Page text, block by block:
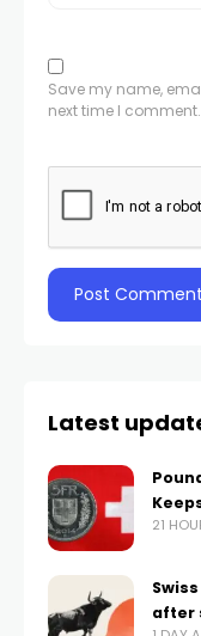
Save my name,
next time I comment.
Latest
21
after